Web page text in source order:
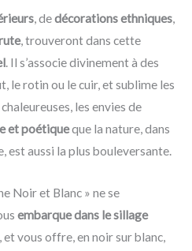
, dedécorations ethniques,
, trouveront dans cette
. Il s’associe divinement à des
le rotin ou le cuir, et sublime les
les envies de
et poétiqueque la nature, dans
est aussi la plus bouleversante.
Noir et Blanc » ne se
embarque dans le sillage
, et vous offre, en noir sur blanc,